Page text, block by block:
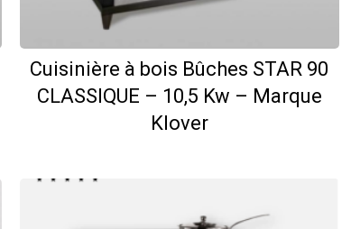
Cuisinière à bois Bûches STAR 90
CLASSIQUE – 10,5 Kw – Marque
Klover